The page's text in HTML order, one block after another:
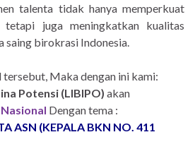
talenta tidak hanya memperkuat
tetapi juga meningkatkan kualitas
saing birokrasi Indonesia.
tersebut, Maka dengan ini kami:
Potensi (LIBIPO) akan
Dengan tema :
ASN (KEPALA BKN NO. 411